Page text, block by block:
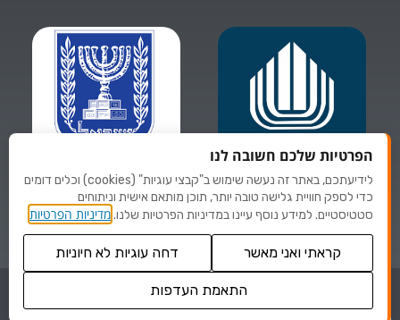
ספקים של
משרד הביטחון
ספקים של
משרד לביטחון פנים
© כל הזכויות שמורות לMYSHEPHERD
הפרטיות שלכם חשובה לנו
לידיעתכם, באתר זה נעשה שימוש ב"קבצי עוגיות" (cookies) וכלים דומים
כדי לספק חוויית גלישה טובה יותר, תוכן מותאם אישית וניתוחים
סטטיסטיים. למידע נוסף עיינו במדיניות הפרטיות שלנו.מדיניות הפרטיות
קראתי ואני מאשר דחה עוגיות לא חיוניות
התאמת העדפות
שנו העדפות פרטיות